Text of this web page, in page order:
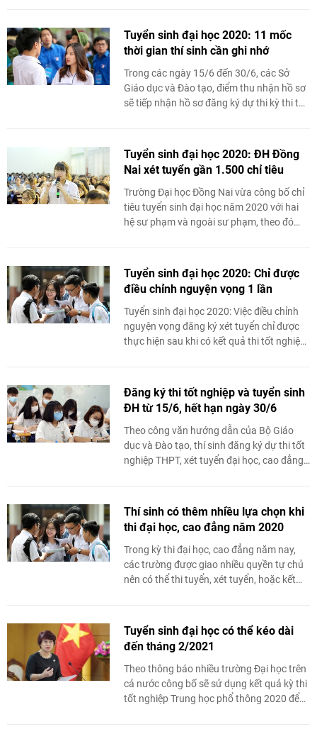
Tuyển sinh đại học 2020: 11 mốc
thời gian thí sinh cần ghi nhớ
Trong các ngày 15/6 đến 30/6, các Sở
Giáo dục và Đào tạo, điểm thu nhận hồ sơ
sẽ tiếp nhận hồ sơ đăng ký dự thi kỳ thi tốt
liệu của Cổng thông tin tuyển sinh của Bộ
Giáo dục và Đào tạo.
Tuyển sinh đại học 2020: ĐH Đồng
Nai xét tuyển gần 1.500 chỉ tiêu
Trường Đại học Đồng Nai vừa công bố chỉ
tiêu tuyển sinh đại học năm 2020 với hai
hệ sư phạm và ngoài sư phạm, theo đó
Tuyển sinh đại học 2020: Chỉ được
điều chỉnh nguyện vọng 1 lần
Tuyển sinh đại học 2020: Việc điều chỉnh
nguyện vọng đăng ký xét tuyển chỉ được
thực hiện sau khi có kết quả thi tốt nghiệp
định và chỉ được sử dụng 1 trong 2
phương thức:
Đăng ký thi tốt nghiệp và tuyển sinh
ĐH từ 15/6, hết hạn ngày 30/6
Theo công văn hướng dẫn của Bộ Giáo
dục và Đào tạo, thí sinh đăng ký dự thi tốt
nghiệp THPT, xét tuyển đại học, cao đẳng
Thí sinh có thêm nhiều lựa chọn khi
thi đại học, cao đẳng năm 2020
Trong kỳ thi đại học, cao đẳng năm nay,
các trường được giao nhiều quyền tự chủ
nên có thể thi tuyển, xét tuyển, hoặc kết
Tuyển sinh đại học có thể kéo dài
đến tháng 2/2021
Theo thông báo nhiều trường Đại học trên
cả nước công bố sẽ sử dụng kết quả kỳ thi
tốt nghiệp Trung học phổ thông 2020 để